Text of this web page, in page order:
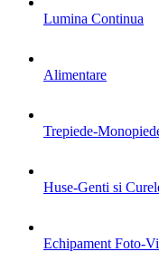
Lumina Continua
Alimentare
Trepiede-
Huse-Genti si
Echipament Foto-